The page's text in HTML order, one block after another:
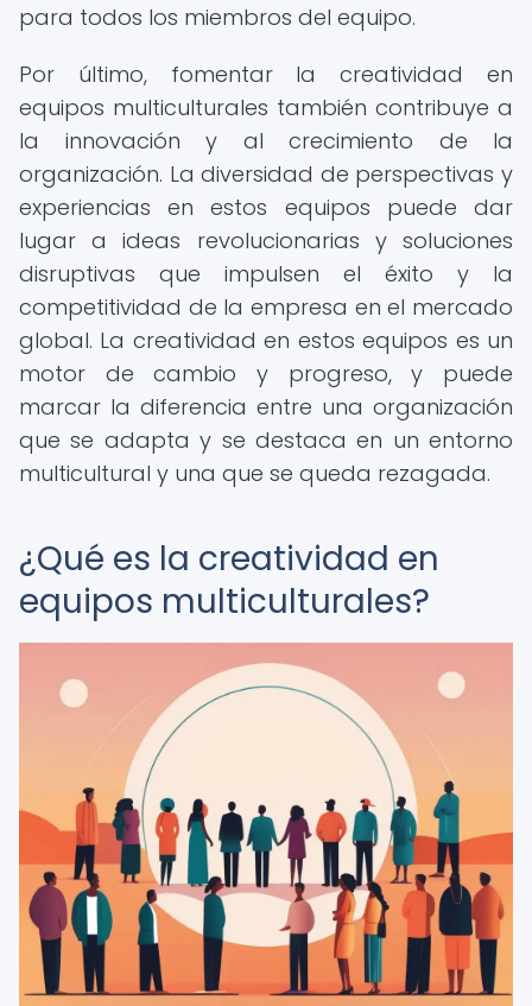
para todos los miembros del equipo.
Por último, fomentar la creatividad en
equipos multiculturales también contribuye a
la innovación y al crecimiento de la
organización. La diversidad de perspectivas y
experiencias en estos equipos puede dar
lugar a ideas revolucionarias y soluciones
disruptivas que impulsen el éxito y la
competitividad de la empresa en el mercado
global. La creatividad en estos equipos es un
motor de cambio y progreso, y puede
marcar la diferencia entre una organización
que se adapta y se destaca en un entorno
multicultural y una que se queda rezagada.
¿Qué es la creatividad en
equipos multiculturales?